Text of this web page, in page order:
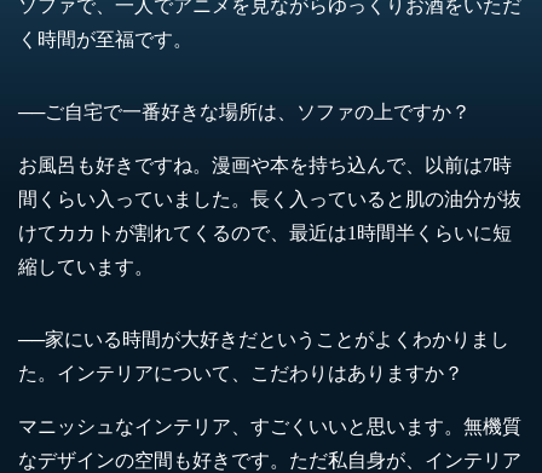
ソファで、一人でアニメを見ながらゆっくりお酒をいただ
く時間が至福です。
──ご自宅で一番好きな場所は、ソファの上ですか？
お風呂も好きですね。漫画や本を持ち込んで、以前は7時
間くらい入っていました。長く入っていると肌の油分が抜
けてカカトが割れてくるので、最近は1時間半くらいに短
縮しています。
──家にいる時間が大好きだということがよくわかりまし
た。インテリアについて、こだわりはありますか？
マニッシュなインテリア、すごくいいと思います。無機質
なデザインの空間も好きです。ただ私自身が、インテリア